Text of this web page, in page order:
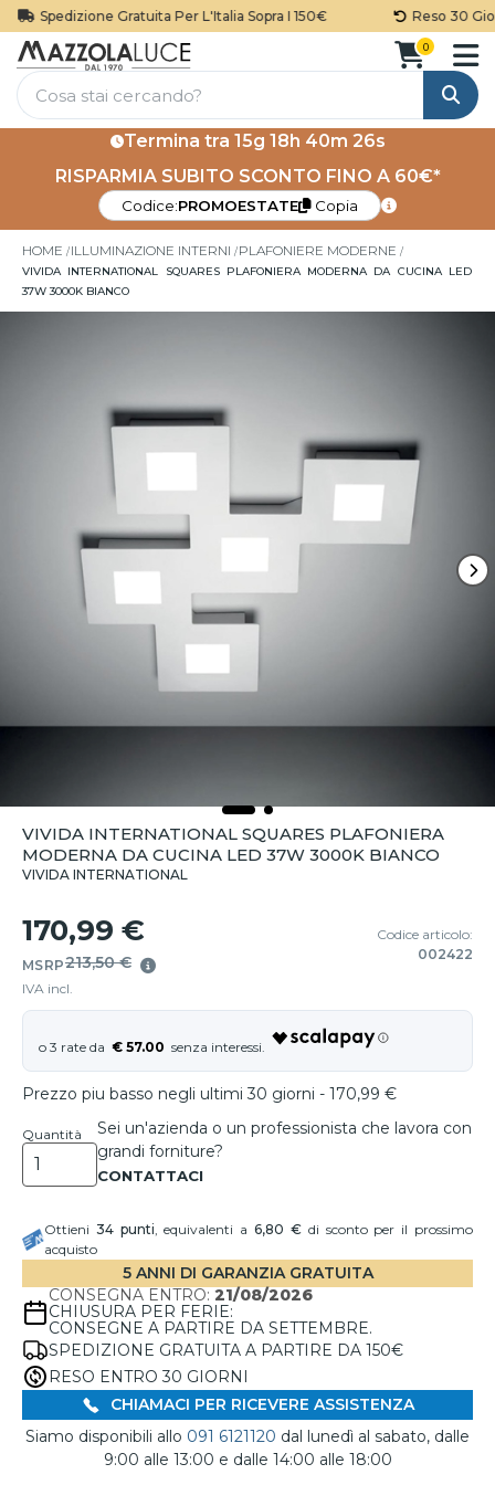
Spedizione Gratuita Per L'Italia Sopra I 150€ Reso 30
Cerca
0
Termina tra 15g 18h 40m 26s
RISPARMIA SUBITO SCONTO FINO A 60€*
Codice:PROMOESTATE Copia
HOME ILLUMINAZIONE INTERNI PLAFONIERE MODERNE
VIVIDA INTERNATIONAL SQUARES PLAFONIERA MODERNA DA CUCINA LED
37W 3000K BIANCO
VIVIDA INTERNATIONAL SQUARES PLAFONIERA
MODERNA DA CUCINA LED 37W 3000K BIANCO
VIVIDA INTERNATIONAL
170,99 €
MSRP213,50 €
IVA incl.
Codice articolo:
002422
€ 57.00
Prezzo piu basso negli ultimi 30 giorni - 170,99 €
Quantità
Sei un'azienda o un professionista che lavora con
grandi forniture?
Ottieni 34punti, equivalenti a6,80 €di sconto per il prossimo
acquisto
5 ANNI DI GARANZIA GRATUITA
CONSEGNA ENTRO: 21/08/2026
CHIUSURA PER FERIE:
CONSEGNE A PARTIRE DA SETTEMBRE.
SPEDIZIONE GRATUITA A PARTIRE DA 150€
RESO ENTRO 30 GIORNI
CHIAMACI PER RICEVERE ASSISTENZA
Siamo disponibili allo 091 6121120 dal lunedì al sabato, dalle
9:00 alle 13:00 e dalle 14:00 alle 18:00